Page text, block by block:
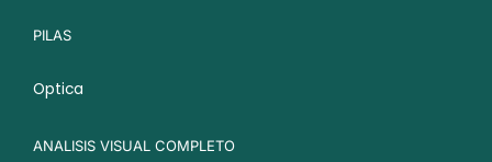
PILAS
Optica
ANALISIS VISUAL COMPLETO